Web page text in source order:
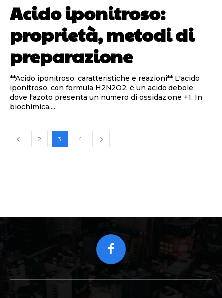
Acido iponitroso:
proprietà, metodi di
preparazione
**Acido iponitroso: caratteristiche e reazioni** L'acido
iponitroso, con formula H2N2O2, è un acido debole
dove l'azoto presenta un numero di ossidazione +1. In
biochimica,...
2 3 4